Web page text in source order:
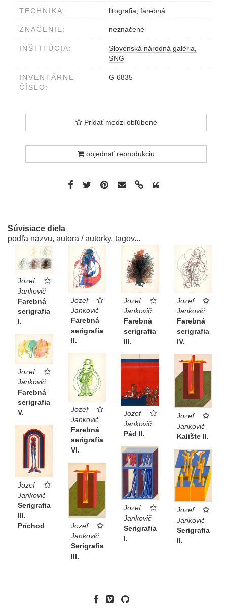
TECHNIKA: litografia, farebná
ZNAČENIE: neznačené
INŠTITÚCIA:
Slovenská národná galéria,
SNG
INVENTÁRNE
ČÍSLO:
G 6835
Pridať medzi obľúbené
objednať reprodukciu
Súvisiace diela
podľa názvu, autora / autorky, tagov...
Jozef
Jankovič
Farebná
serigrafia
I.
Jozef
Jankovič
Farebná
serigrafia
II.
Jozef
Jankovič
Farebná
serigrafia
III.
Jozef
Jankovič
Farebná
serigrafia
IV.
Jozef
Jankovič
Farebná
serigrafia
V.
Jozef
Jankovič
Farebná
serigrafia
VI.
Jozef
Jankovič
Kalište II.
Jozef
Jankovič
Pád II.
Jozef
Jankovič
Serigrafia
III.
Príchod
Jozef
Jankovič
Serigrafia
I.
Jozef
Jankovič
Serigrafia
II.
Jozef
Jankovič
Serigrafia
III.